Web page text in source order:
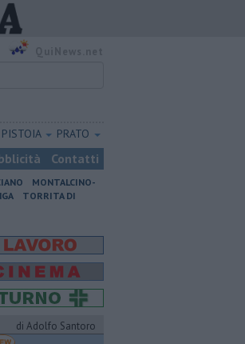
PISTOIA PRATO
Contatti
MONTALCINO-
TORRITA DI
di Adolfo Santoro